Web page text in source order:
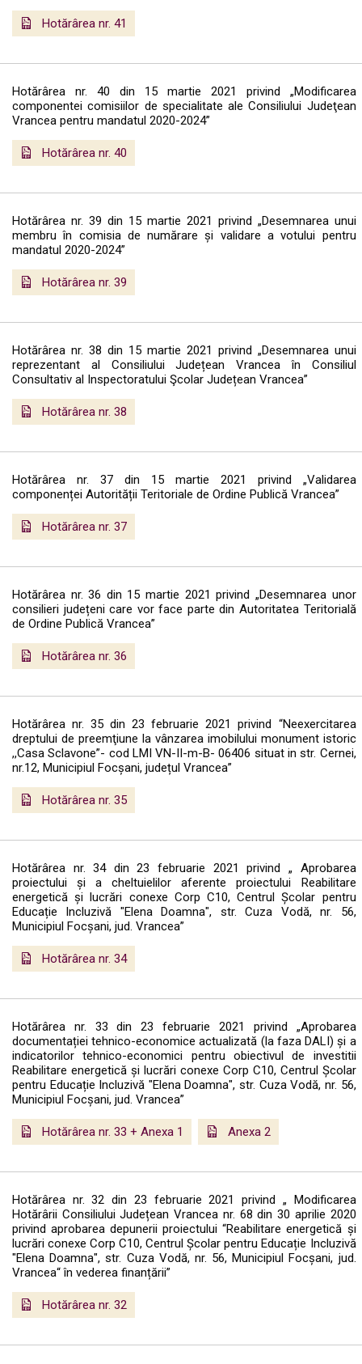
Hotărârea nr. 41
Hotărârea nr. 40 din 15 martie 2021 privind „Modificarea
componentei comisiilor de specialitate ale Consiliului Judeţean
Vrancea pentru mandatul 2020-2024”
Hotărârea nr. 40
Hotărârea nr. 39 din 15 martie 2021 privind „Desemnarea unui
membru în comisia de numărare și validare a votului pentru
mandatul 2020-2024”
Hotărârea nr. 39
Hotărârea nr. 38 din 15 martie 2021 privind „Desemnarea unui
reprezentant al Consiliului Județean Vrancea în Consiliul
Consultativ al Inspectoratului Şcolar Județean Vrancea”
Hotărârea nr. 38
Hotărârea nr. 37 din 15 martie 2021 privind „Validarea
componenței Autorității Teritoriale de Ordine Publică Vrancea”
Hotărârea nr. 37
Hotărârea nr. 36 din 15 martie 2021 privind „Desemnarea unor
consilieri județeni care vor face parte din Autoritatea Teritorială
de Ordine Publică Vrancea”
Hotărârea nr. 36
Hotărârea nr. 35 din 23 februarie 2021 privind “Neexercitarea
dreptului de preemţiune la vânzarea imobilului monument istoric
,,Casa Sclavone”- cod LMI VN-II-m-B- 06406 situat in str. Cernei,
nr.12, Municipiul Focșani, județul Vrancea”
Hotărârea nr. 35
Hotărârea nr. 34 din 23 februarie 2021 privind „ Aprobarea
proiectului și a cheltuielilor aferente proiectului Reabilitare
energetică și lucrări conexe Corp C10, Centrul Școlar pentru
Educație Incluzivă "Elena Doamna", str. Cuza Vodă, nr. 56,
Municipiul Focșani, jud. Vrancea”
Hotărârea nr. 34
Hotărârea nr. 33 din 23 februarie 2021 privind „Aprobarea
documentației tehnico-economice actualizată (la faza DALI) și a
indicatorilor tehnico-economici pentru obiectivul de investitii
Reabilitare energetică și lucrări conexe Corp C10, Centrul Școlar
pentru Educație Incluzivă "Elena Doamna", str. Cuza Vodă, nr. 56,
Municipiul Focșani, jud. Vrancea”
Hotărârea nr. 33 + Anexa 1 Anexa 2
Hotărârea nr. 32 din 23 februarie 2021 privind „ Modificarea
Hotărârii Consiliului Județean Vrancea nr. 68 din 30 aprilie 2020
privind aprobarea depunerii proiectului “Reabilitare energetică și
lucrări conexe Corp C10, Centrul Școlar pentru Educație Incluzivă
"Elena Doamna", str. Cuza Vodă, nr. 56, Municipiul Focșani, jud.
Vrancea“ în vederea finanțării”
Hotărârea nr. 32